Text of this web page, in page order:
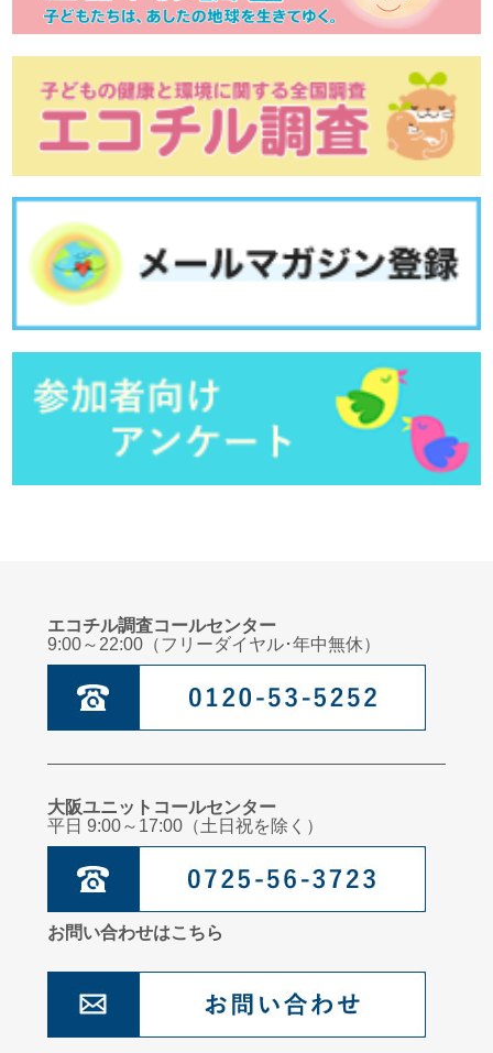
エコチル調査コールセンター
9:00～22:00（フリーダイヤル･年中無休）
大阪ユニットコールセンター
平日 9:00～17:00（土日祝を除く）
お問い合わせはこちら